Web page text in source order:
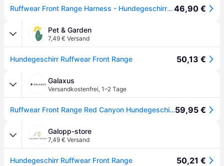
Ruffwear Front Range Harness - Hundegeschirr Red Canyon XS (43 - 56 cm)46,90 €
Pet & Garden
7,49 € Versand
Hundegeschirr Ruffwear Front Range 50,13 €
Galaxus
Versandkostenfrei, 1–2 Tage
Ruffwear Front Range Red Canyon Hundegeschirr - XS (Hund), Halsband + Leine59,95 €
Galopp-store
7,49 € Versand
Hundegeschirr Ruffwear Front Range 50,21 €